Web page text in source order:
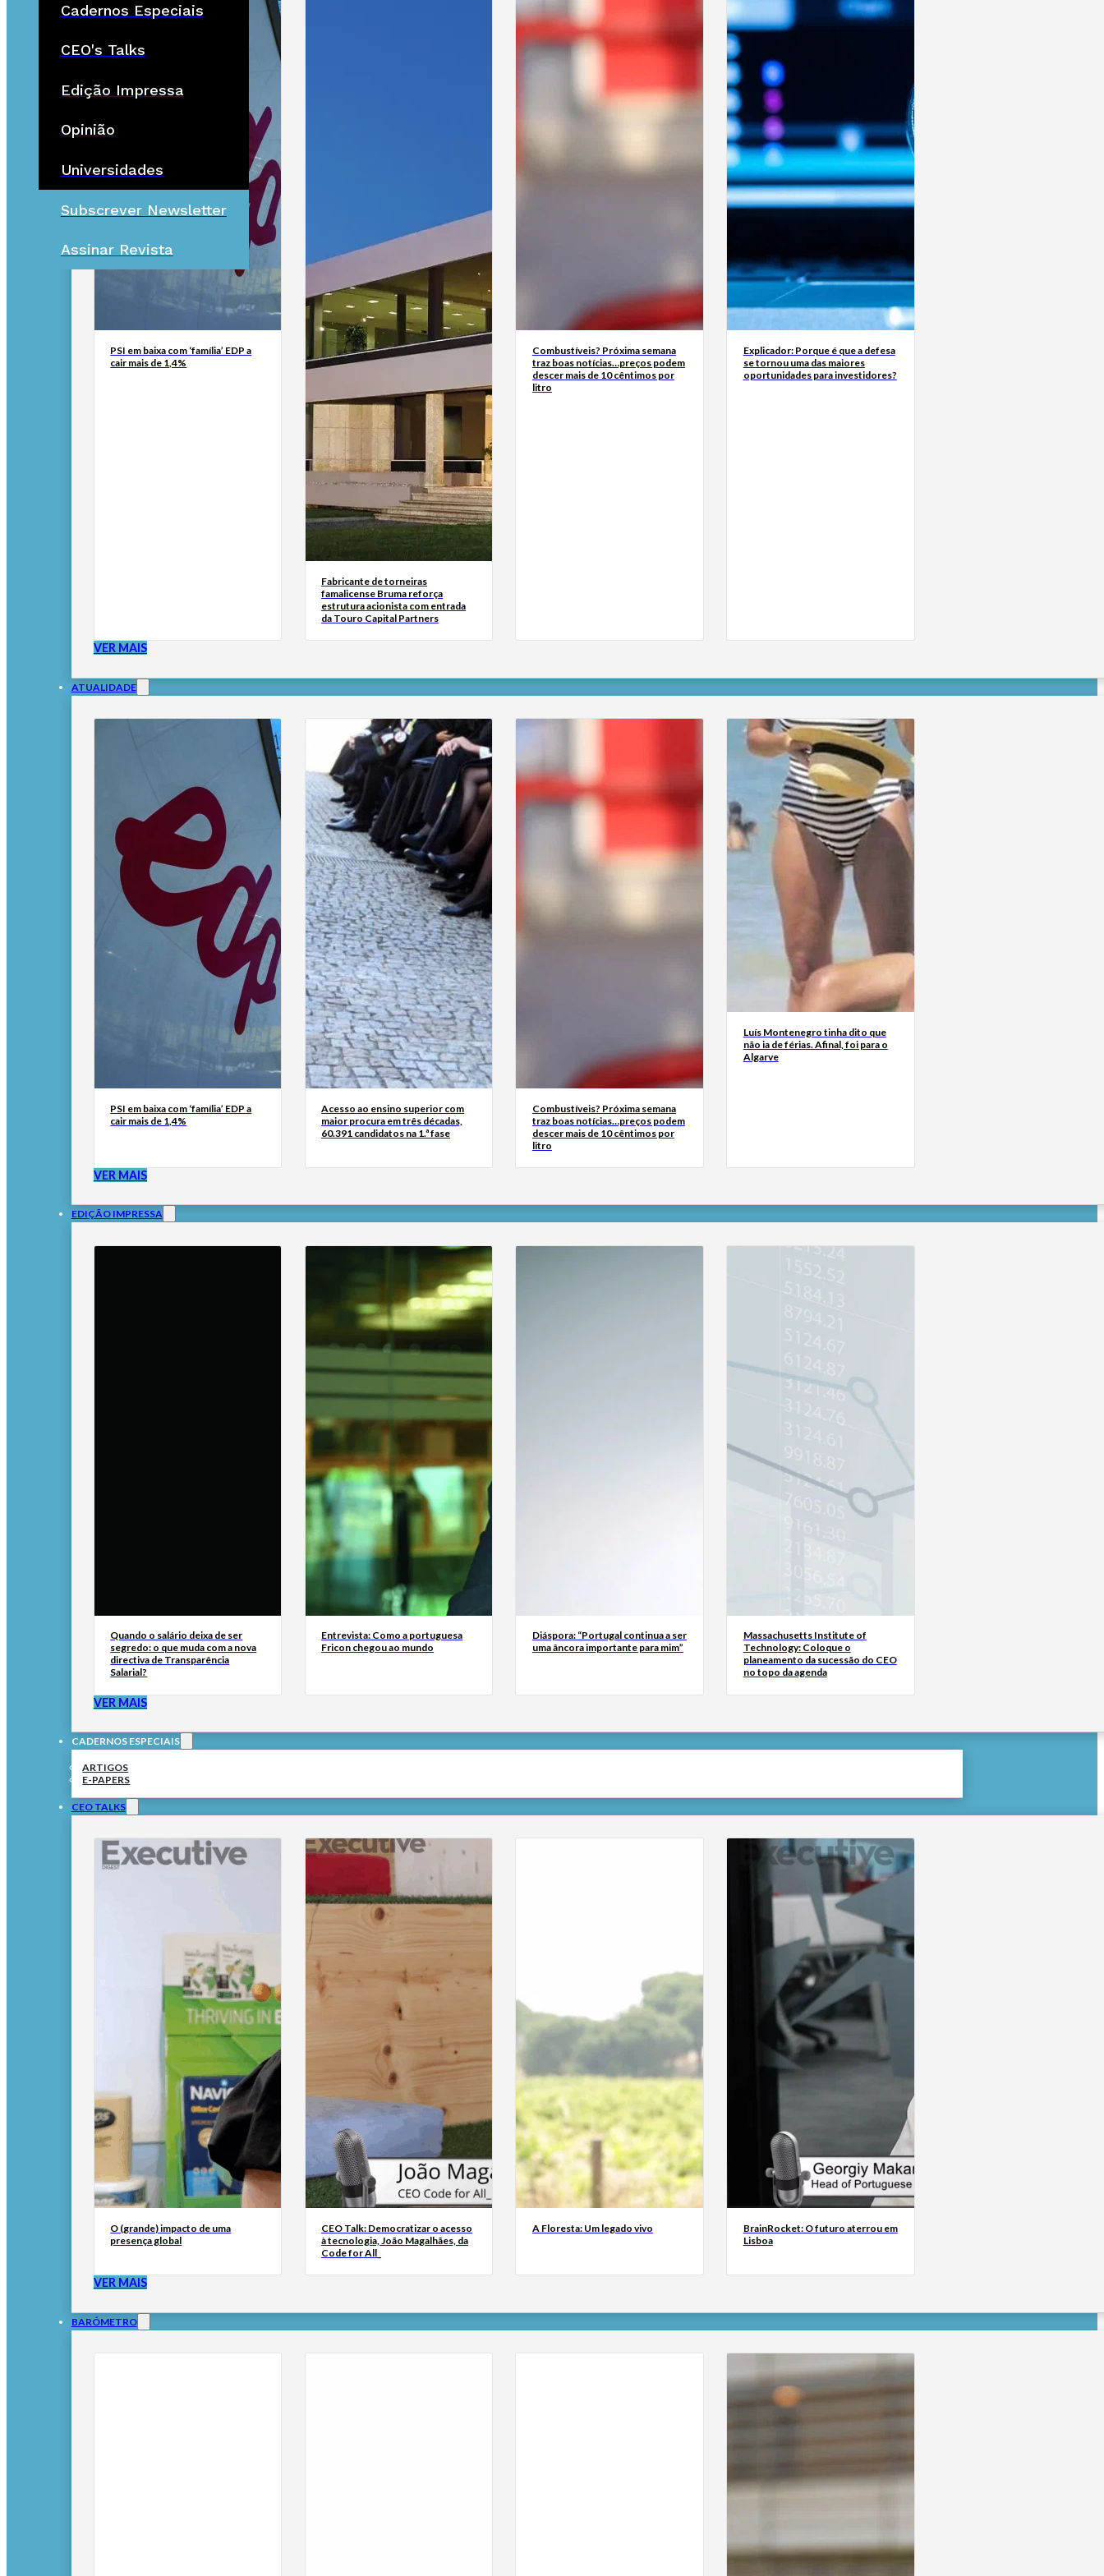
Cadernos Especiais
CEO's Talks
Edição Impressa
Opinião
Universidades
Subscrever Newsletter
Assinar Revista
PSI em baixa com ‘família’ EDP a
cair mais de 1,4%
Fabricante de torneiras
famalicense Bruma reforça
estrutura acionista com entrada
da Touro Capital Partners
Combustíveis? Próxima semana
traz boas notícias…preços podem
descer mais de 10 cêntimos por
litro
Explicador: Porque é que a defesa
se tornou uma das maiores
oportunidades para investidores?
VER MAIS
ATUALIDADE
PSI em baixa com ‘família’ EDP a
cair mais de 1,4%
Acesso ao ensino superior com
maior procura em três décadas,
60.391 candidatos na 1.ª fase
Combustíveis? Próxima semana
traz boas notícias…preços podem
descer mais de 10 cêntimos por
litro
Luís Montenegro tinha dito que
não ia de férias. Afinal, foi para o
Algarve
VER MAIS
EDIÇÃO IMPRESSA
Quando o salário deixa de ser
segredo: o que muda com a nova
directiva de Transparência
Salarial?
Entrevista: Como a portuguesa
Fricon chegou ao mundo
Diáspora: “Portugal continua a ser
uma âncora importante para mim”
Massachusetts Institute of
Technology: Coloque o
planeamento da sucessão do CEO
no topo da agenda
VER MAIS
CADERNOS ESPECIAIS
ARTIGOS
E-PAPERS
CEO TALKS
O (grande) impacto de uma
presença global
CEO Talk: Democratizar o acesso
à tecnologia, João Magalhães, da
Code for All_
A Floresta: Um legado vivo
BrainRocket: O futuro aterrou em
Lisboa
VER MAIS
BARÓMETRO